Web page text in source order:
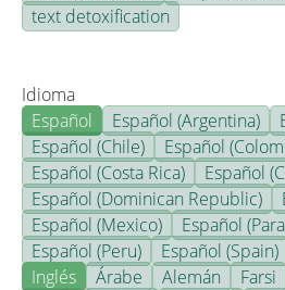
text detoxification
Idioma
Español
Español (Argentina)
Español (Chile)
Español
Español (Costa Rica)
Español
Español (Dominican Republic)
Español (Mexico)
Español
Español (Peru)
Español (Spain)
Inglés
Árabe Alemán Farsi